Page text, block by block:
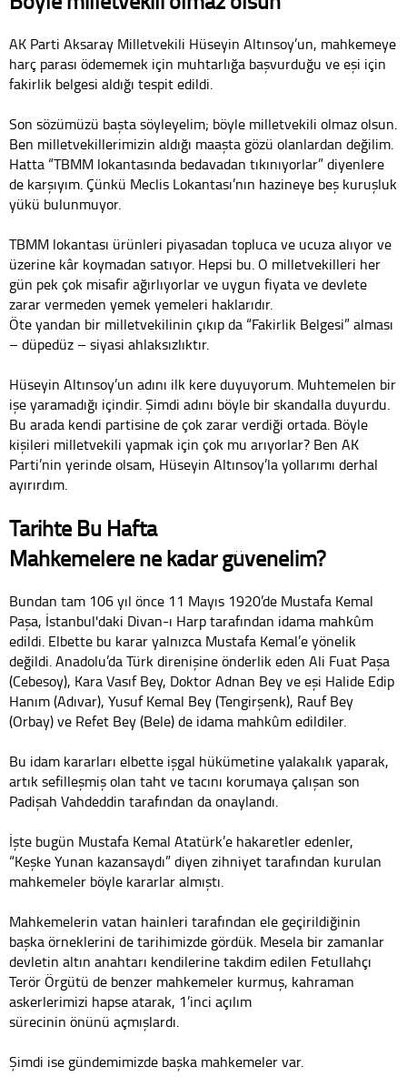
AK Parti Aksaray Milletvekili Hüseyin Altınsoy’un, mahkemeye
harç parası ödememek için muhtarlığa başvurduğu ve eşi için
fakirlik belgesi aldığı tespit edildi.
Son sözümüzü başta söyleyelim; böyle milletvekili olmaz olsun.
Ben milletvekillerimizin aldığı maaşta gözü olanlardan değilim.
Hatta “TBMM lokantasında bedavadan tıkınıyorlar” diyenlere
de karşıyım. Çünkü Meclis Lokantası’nın hazineye beş kuruşluk
yükü bulunmuyor.
TBMM lokantası ürünleri piyasadan topluca ve ucuza alıyor ve
üzerine kâr koymadan satıyor. Hepsi bu. O milletvekilleri her
gün pek çok misafir ağırlıyorlar ve uygun fiyata ve devlete
zarar vermeden yemek yemeleri haklarıdır.
Öte yandan bir milletvekilinin çıkıp da “Fakirlik Belgesi” alması
– düpedüz – siyasi ahlaksızlıktır.
Hüseyin Altınsoy’un adını ilk kere duyuyorum. Muhtemelen bir
işe yaramadığı içindir. Şimdi adını böyle bir skandalla duyurdu.
Bu arada kendi partisine de çok zarar verdiği ortada. Böyle
kişileri milletvekili yapmak için çok mu arıyorlar? Ben AK
Parti’nin yerinde olsam, Hüseyin Altınsoy’la yollarımı derhal
ayırırdım.
Tarihte Bu Hafta
Mahkemelere ne kadar güvenelim?
Bundan tam 106 yıl önce 11 Mayıs 1920’de Mustafa Kemal
Paşa, İstanbul'daki Divan-ı Harp tarafından idama mahkûm
edildi. Elbette bu karar yalnızca Mustafa Kemal’e yönelik
değildi. Anadolu’da Türk direnişine önderlik eden Ali Fuat Paşa
(Cebesoy), Kara Vasıf Bey, Doktor Adnan Bey ve eşi Halide Edip
Hanım (Adıvar), Yusuf Kemal Bey (Tengirşenk), Rauf Bey
(Orbay) ve Refet Bey (Bele) de idama mahkûm edildiler.
Bu idam kararları elbette işgal hükümetine yalakalık yaparak,
artık sefilleşmiş olan taht ve tacını korumaya çalışan son
Padişah Vahdeddin tarafından da onaylandı.
İşte bugün Mustafa Kemal Atatürk’e hakaretler edenler,
“Keşke Yunan kazansaydı” diyen zihniyet tarafından kurulan
mahkemeler böyle kararlar almıştı.
Mahkemelerin vatan hainleri tarafından ele geçirildiğinin
başka örneklerini de tarihimizde gördük. Mesela bir zamanlar
devletin altın anahtarı kendilerine takdim edilen Fetullahçı
Terör Örgütü de benzer mahkemeler kurmuş, kahraman
askerlerimizi hapse atarak, 1’inci açılım
sürecinin önünü açmışlardı.
Şimdi ise gündemimizde başka mahkemeler var.